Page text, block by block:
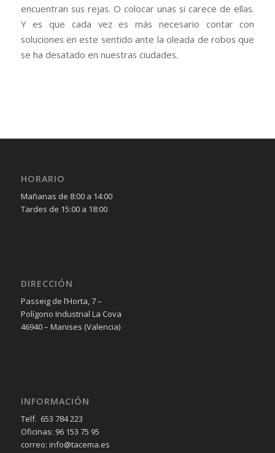
encuentran sus rejas. O colocar unas si carece de ellas.
Y es que cada vez es más necesario contar con
soluciones en este sentido ante la oleada de robos que
se ha desatado en nuestras ciudades.
HORARIO
Mañanas de 8:00 a 14:00
Tardes de 15:00 a 18:00
DIRECCIÓN
Passeig de l’Horta, 7 –
Polígono Industrial La Cova
46940 – Manises (Valencia)
INFORMACIÓN
Telf. 653 784 223
Oficinas: 96 153 75 95
correo: info@tacema.es